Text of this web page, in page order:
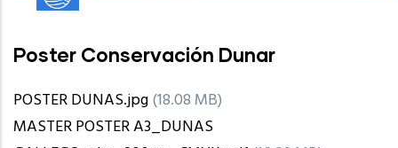
Poster Conservación Dunar
POSTER DUNAS.jpg(18.08 MB)
MASTER POSTER A3_DUNAS